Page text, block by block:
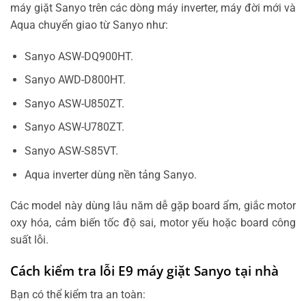
máy giặt Sanyo trên các dòng máy inverter, máy đời mới và
Aqua chuyển giao từ Sanyo như:
Sanyo ASW-DQ900HT.
Sanyo AWD-D800HT.
Sanyo ASW-U850ZT.
Sanyo ASW-U780ZT.
Sanyo ASW-S85VT.
Aqua inverter dùng nền tảng Sanyo.
Các model này dùng lâu năm dễ gặp board ẩm, giắc motor
oxy hóa, cảm biến tốc độ sai, motor yếu hoặc board công
suất lỗi.
Cách kiểm tra lỗi E9 máy giặt Sanyo tại nhà
Bạn có thể kiểm tra an toàn: